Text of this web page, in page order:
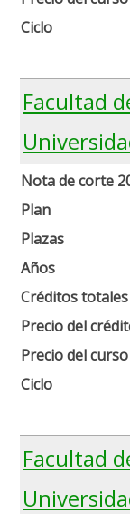
Ciclo
Facultad
Nota de corte
Plan
Plazas
Años
Créditos totales
Precio del
Precio del curso
Ciclo
Facultad